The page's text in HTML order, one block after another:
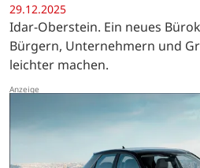
29.12.2025
Idar-Oberstein. Ein neues
Bürgern, Unternehmern und
leichter machen.